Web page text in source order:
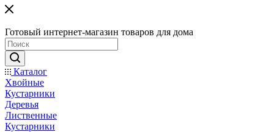
Готовый интернет-магазин товаров для дома
Каталог
Хвойные
Кустарники
Деревья
Лиственные
Кустарники